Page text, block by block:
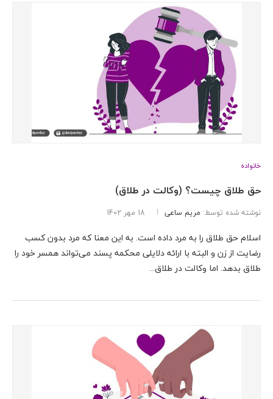
خانواده
حق طلاق چیست؟ (وکالت در طلاق)
نوشته شده توسط: مریم ساعی 18 مهر 1402
اسلام حق طلاق را به مرد داده است. به این معنا که مرد بدون کسب
رضایت از زن و البته با ارائه دلایلی محکمه پسند می‌تواند همسر خود را
طلاق بدهد. اما وکالت در طلاق...